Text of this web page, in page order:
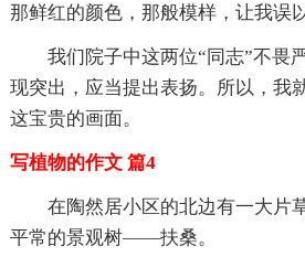
那鲜红的颜色，那般模样，让我误
我们院子中这两位“同志”不畏
现突出，应当提出表扬。所以，我
这宝贵的画面。
写植物的作文 篇4
在陶然居小区的北边有一大片
平常的景观树——扶桑。